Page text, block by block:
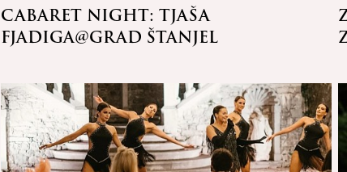
CABARET NIGHT: TJAŠA
FJADIGA@GRAD ŠTANJEL